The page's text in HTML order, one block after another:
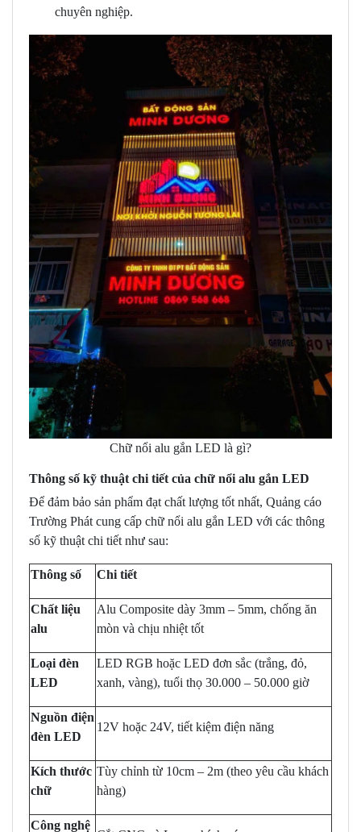
chuyên nghiệp.
Chữ nổi alu gắn LED là gì?
Thông số kỹ thuật chi tiết của chữ nổi alu gắn LED
Để đảm bảo sản phẩm đạt chất lượng tốt nhất, Quảng cáo
Trường Phát cung cấp chữ nổi alu gắn LED với các thông
số kỹ thuật chi tiết như sau:
Thông số Chi tiết
Chất liệu
alu
Alu Composite dày 3mm – 5mm, chống ăn
mòn và chịu nhiệt tốt
Loại đèn
LED
LED RGB hoặc LED đơn sắc (trắng, đỏ,
xanh, vàng), tuổi thọ 30.000 – 50.000 giờ
Nguồn điện
đèn LED
12V hoặc 24V, tiết kiệm điện năng
Kích thước
chữ
Tùy chỉnh từ 10cm – 2m (theo yêu cầu khách
hàng)
Công nghệ